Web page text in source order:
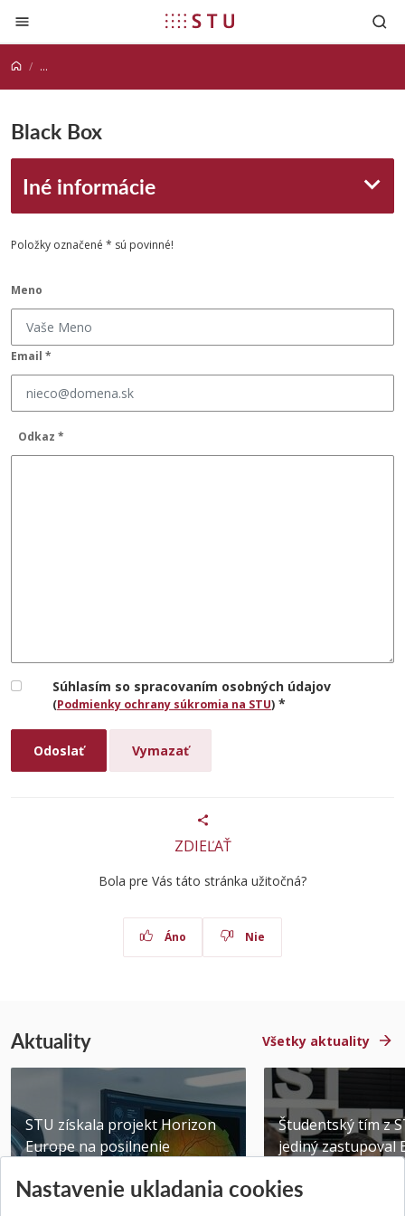
Prejsť na obsah
...
Black Box
Iné informácie
Položky označené * sú povinné!
Meno
Email *
Odkaz *
Súhlasím so spracovaním osobných údajov
(Podmienky ochrany súkromia na STU) *
ZDIEĽAŤ
Bola pre Vás táto stránka užitočná?
Áno Nie
Aktuality Všetky aktuality
STU získala projekt Horizon
Europe na posilnenie
Publikované 31.07.2026
Študentský tím z
jediný zastupoval
Publikované
Nastavenie ukladania cookies